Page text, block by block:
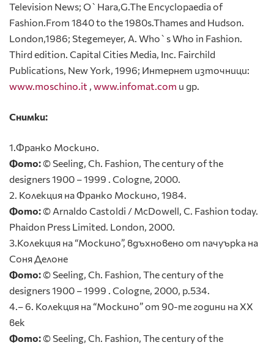
Television News; O`Hara,G.The Encyclopaedia of
Fashion.From 1840 to the 1980s.Thames and Hudson.
London,1986; Stegemeyer, A. Who`s Who in Fashion.
Third edition. Capital Cities Media, Inc. Fairchild
Publications, New York, 1996; Интернет източници:
www.moschino.it , www.infomat.com и др.
Снимки:
1.Франко Москино.
Фото:© Seeling, Ch. Fashion, The century of the
designers 1900 – 1999 . Cologne, 2000.
2. Колекция на Франко Москино, 1984.
Фото:© Arnaldo Castoldi / McDowell, C. Fashion today.
Phaidon Press Limited. London, 2000.
3.Колекция на “Москино”, вдъхновено от пачуърка на
Соня Делоне
Фото:© Seeling, Ch. Fashion, The century of the
designers 1900 – 1999 . Cologne, 2000, p.534.
4.– 6. Колекция на “Москино” от 90-те години на ХХ
век
Фото:© Seeling, Ch. Fashion, The century of the